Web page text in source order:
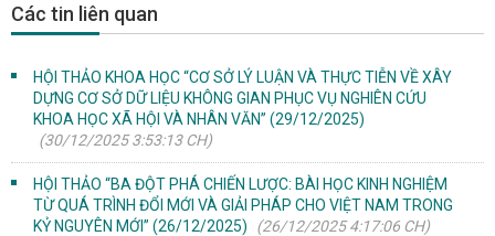
Các tin liên quan
HỘI THẢO KHOA HỌC “CƠ SỞ LÝ LUẬN VÀ THỰC TIỄN VỀ XÂY
DỰNG CƠ SỞ DỮ LIỆU KHÔNG GIAN PHỤC VỤ NGHIÊN CỨU
KHOA HỌC XÃ HỘI VÀ NHÂN VĂN” (29/12/2025)
(30/12/2025 3:53:13 CH)
HỘI THẢO “BA ĐỘT PHÁ CHIẾN LƯỢC: BÀI HỌC KINH NGHIỆM
TỪ QUÁ TRÌNH ĐỔI MỚI VÀ GIẢI PHÁP CHO VIỆT NAM TRONG
KỶ NGUYÊN MỚI” (26/12/2025)
(26/12/2025 4:17:06 CH)